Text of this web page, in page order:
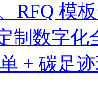
RFQ 模
制数字
+ 碳足